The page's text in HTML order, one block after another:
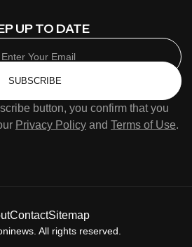
UP TO DATE
SUBSCRIBE
button, you confirm that you
Privacy Policy and Terms of Use.
. All rights reserved.
ContactSitemap